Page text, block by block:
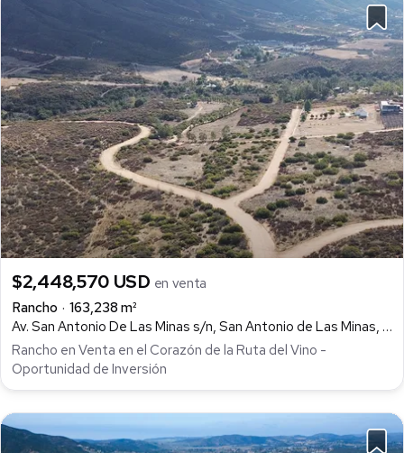
$2,448,570 USD en venta
Rancho
163,238 m²
Av. San Antonio De Las Minas s/n, San Antonio de Las Minas, Ensenada
Rancho en Venta en el Corazón de la Ruta del Vino -
Oportunidad de Inversión